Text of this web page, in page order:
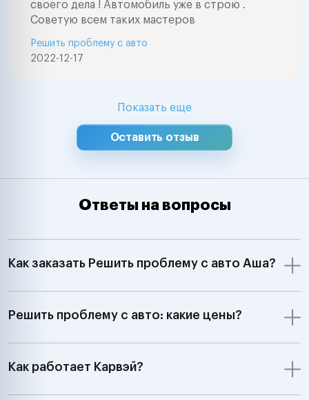
своего дела ! Автомобиль уже в строю .
Советую всем таких мастеров
2022-12-17
Решить проблему с авто
Показать еще
Оставить отзыв
Ответы на вопросы
Как заказать Решить проблему с авто Аша?
Решить проблему с авто: какие цены?
Как работает Карвэй?